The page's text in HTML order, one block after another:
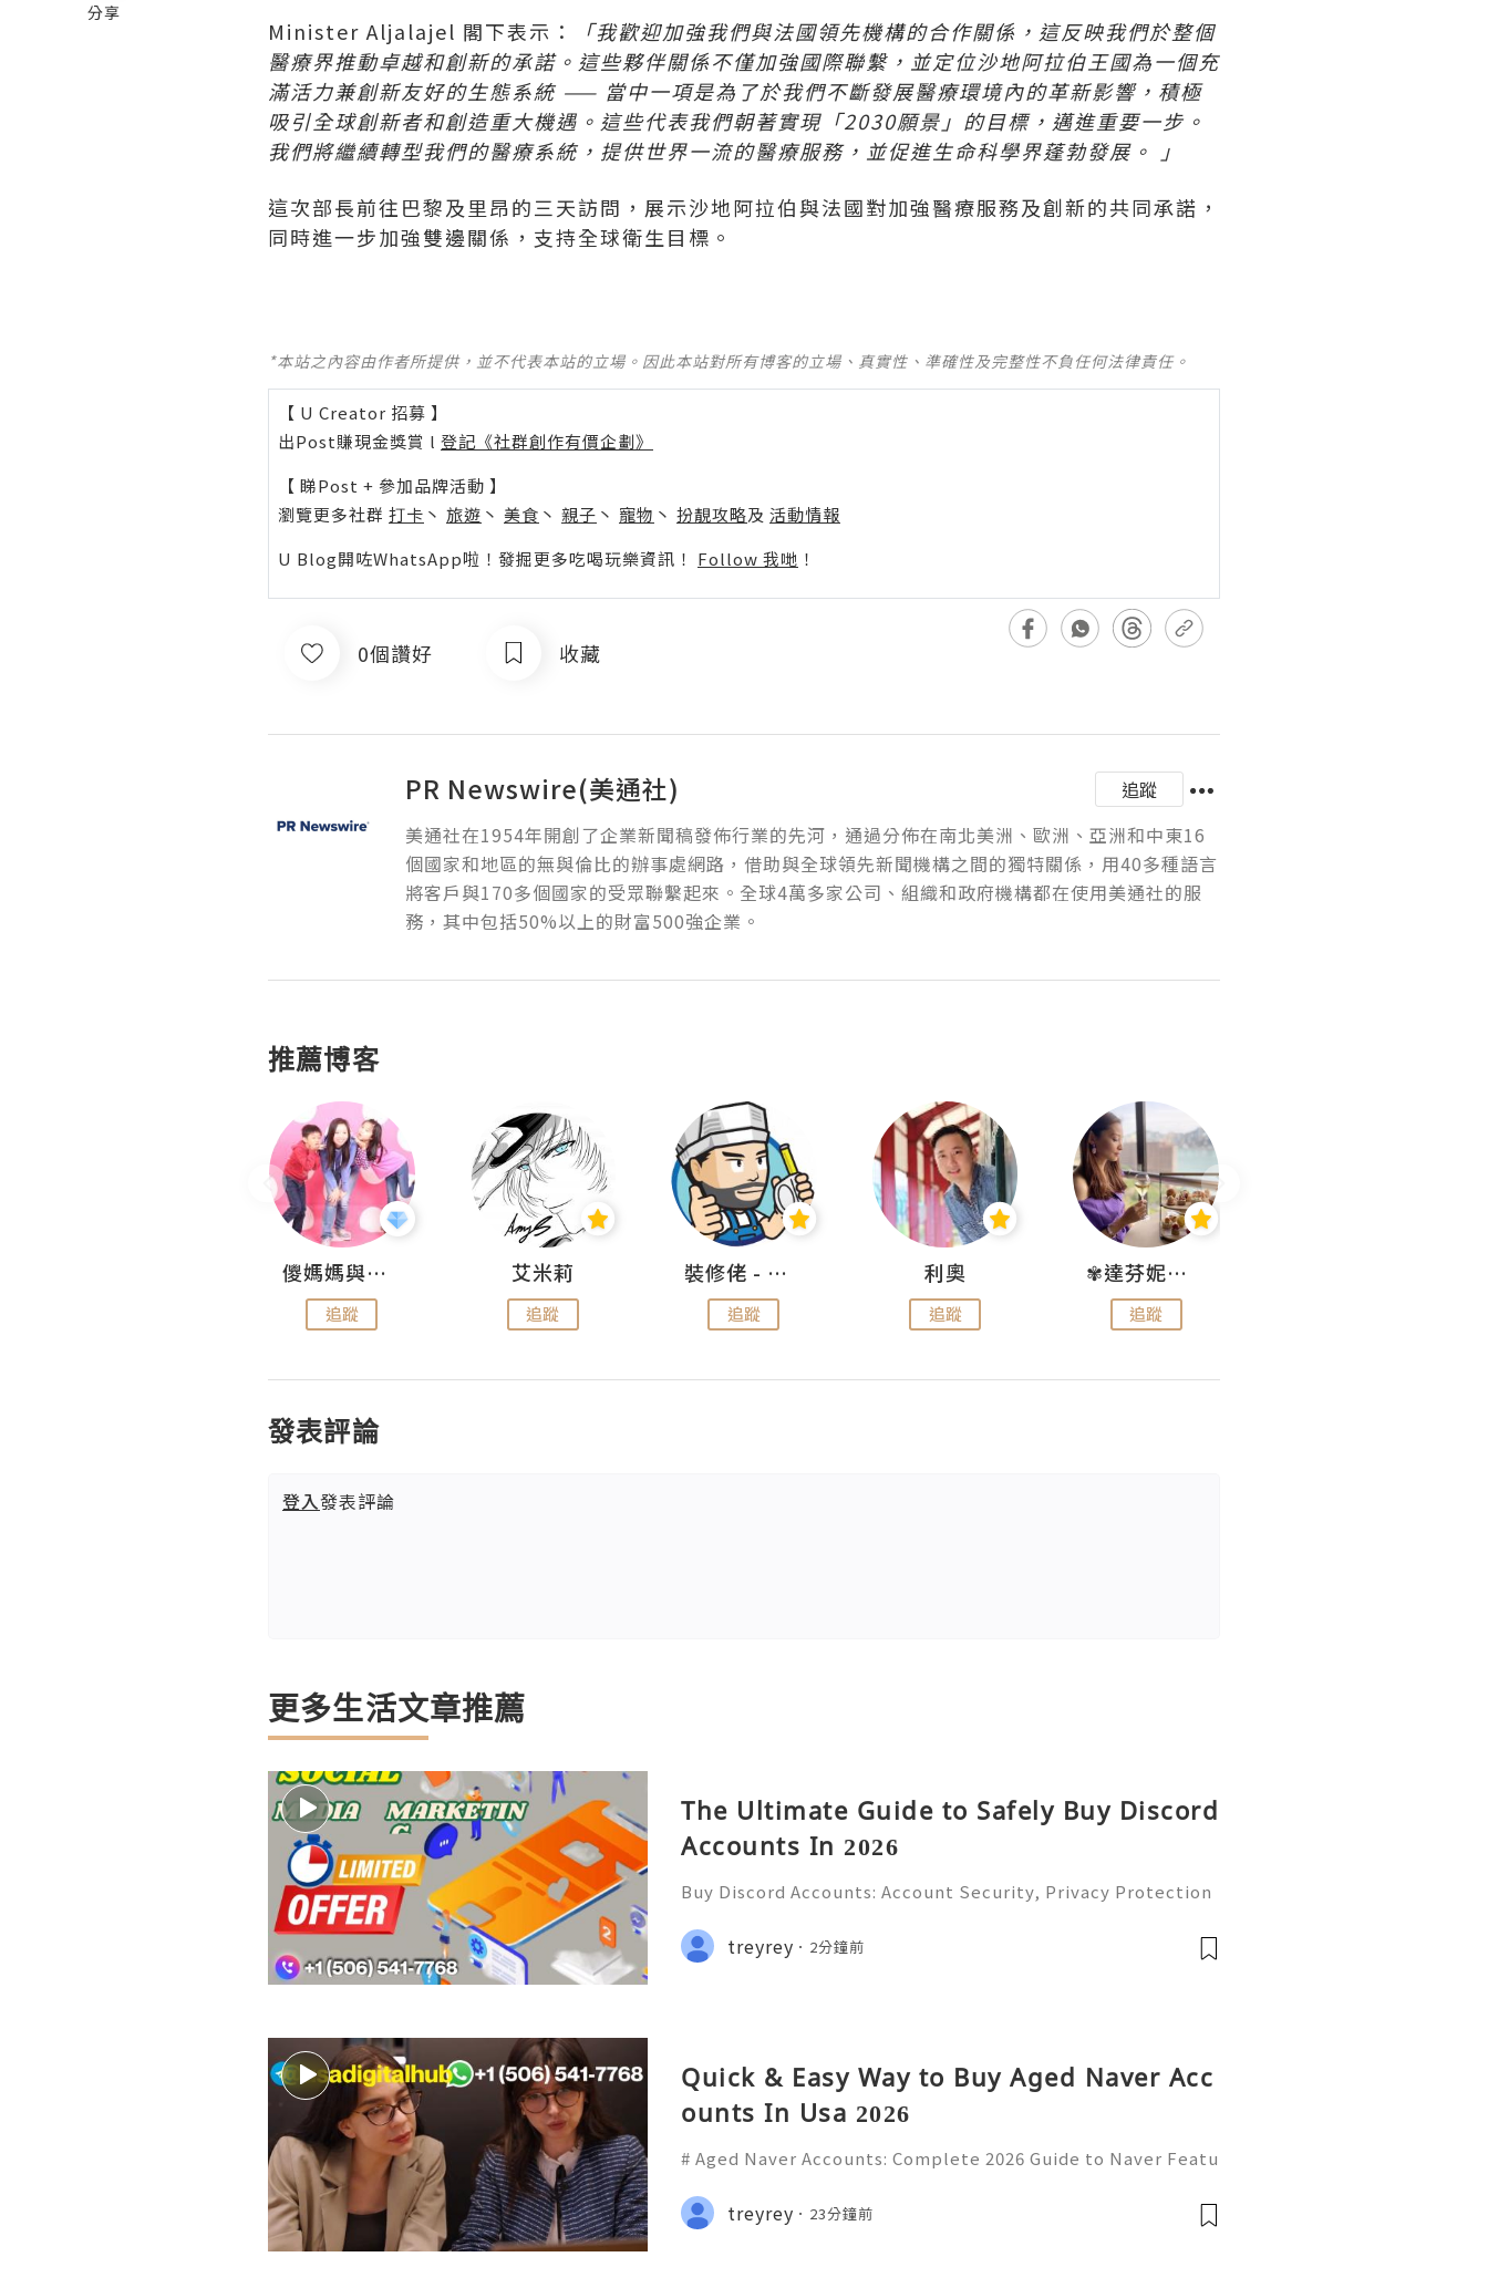
分享
Minister Aljalajel 閣下表示：
「我歡迎加強我們與法國領先機構的合作關係，這反映我們於整個
醫療界推動卓越和創新的承諾。這些夥伴關係不僅加強國際聯繫，並定位沙地阿拉伯王國為一個充
滿活力兼創新友好的生態系統 —— 當中一項是為了於我們不斷發展醫療環境內的革新影響，積極
吸引全球創新者和創造重大機遇。這些代表我們朝著實現「2030願景」的目標，邁進重要一步。
我們將繼續轉型我們的醫療系統，提供世界一流的醫療服務，並促進生命科學界蓬勃發展。 」
這次部長前往巴黎及里昂的三天訪問，展示沙地阿拉伯與法國對加強醫療服務及創新的共同承諾，
同時進一步加強雙邊關係，支持全球衛生目標。
*本站之內容由作者所提供，並不代表本站的立場。因此本站對所有博客的立場、真實性、準確性及完整性不負任何法律責任。
【 U Creator 招募 】
出Post賺現金獎賞 l 登記《社群創作有價企劃》
【 睇Post + 參加品牌活動 】
瀏覽更多社群 打卡 丶 旅遊 丶 美食 丶 親子 丶 寵物 丶 扮靚攻略及 活動情報
U Blog開咗WhatsApp啦！發掘更多吃喝玩樂資訊！ Follow 我哋 ！
0個讚好 收藏
PR Newswire(美通社)
追蹤
美通社在1954年開創了企業新聞稿發佈行業的先河，通過分佈在南北美洲、歐洲、亞洲和中東16
個國家和地區的無與倫比的辦事處網路，借助與全球領先新聞機構之間的獨特關係，用40多種語言
將客戶與170多個國家的受眾聯繫起來。全球4萬多家公司、組織和政府機構都在使用美通社的服
務，其中包括50%以上的財富500強企業。
推薦博客
儍媽媽與兩隻小魔怪之家
追蹤
艾米莉
追蹤
裝修佬 - 香港一站式網上裝修平台
追蹤
利奧
追蹤
✾達芬妮•愛孩子•愛生活✾
追蹤
發表評論
登入發表評論
更多生活文章推薦
The Ultimate Guide to Safely Buy Discord
Accounts In 2026
Buy Discord Accounts: Account Security, Privacy Protection
🌐✨💎Fast & Reliable 24/7 Customer Support 💫💎💲💫🌐✨💎W
hatsApp :+1 (506) 541-7768 💫💎💲💫🌐✨💎Telegra
treyrey 2分鐘前
Quick & Easy Way to Buy Aged Naver Acc
ounts In Usa 2026
# Aged Naver Accounts: Complete 2026 Guide to Naver Featu
le Usage **Meta Title:** Aged Naver Accounts | Complete 20
26 Guide to Naver Features,
treyrey 23分鐘前